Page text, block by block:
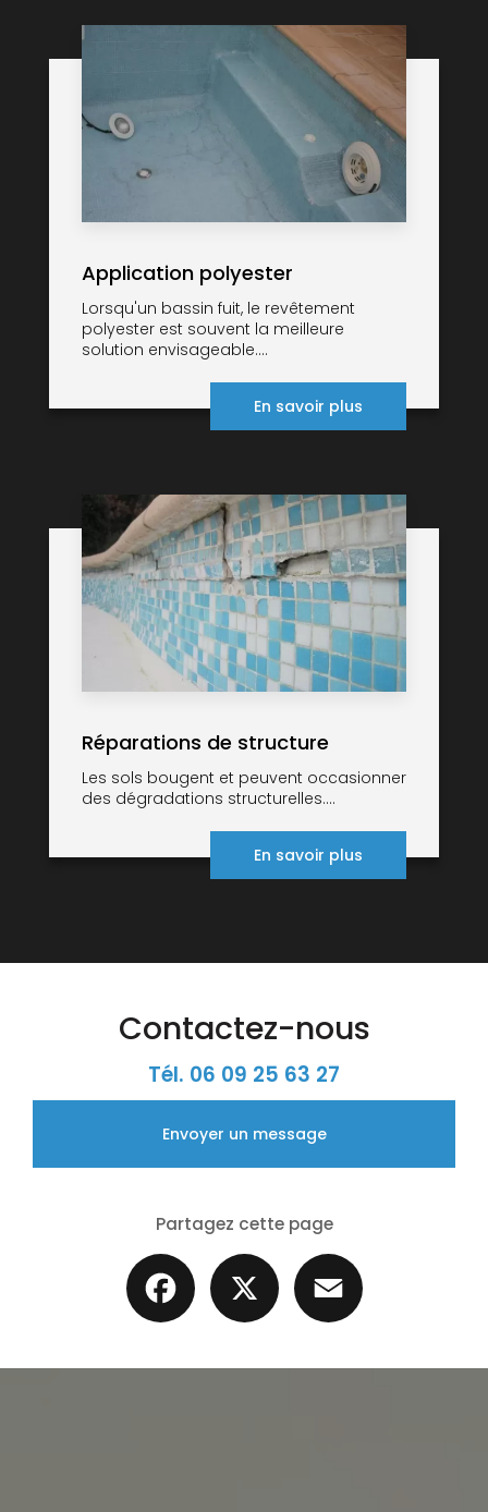
Application polyester
Lorsqu'un bassin fuit, le revêtement
polyester est souvent la meilleure
solution envisageable....
En savoir plus
Réparations de structure
Les sols bougent et peuvent occasionner
des dégradations structurelles....
En savoir plus
Contactez-nous
Tél. 06 09 25 63 27
Envoyer un message
Partagez cette page
Facebook